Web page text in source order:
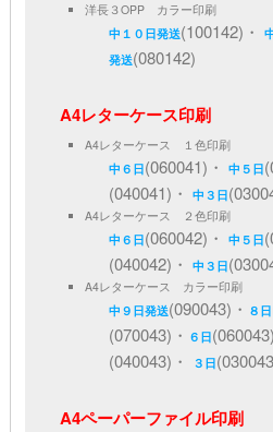
洋長３OPP カラー印刷
中１０日発送(100142)・
発送(080142)
A4レターケース印刷
A4レターケース １色印刷
中６日(060041)・中５日
(040041)・中３日
A4レターケース ２色印刷
中６日(060042)・中５日
(040042)・中３日
A4レターケース カラー印刷
中９日発送(090043)・ ８日
(070043)・ ６日
(040043)・ ３日
A4ペーパーファイル印刷